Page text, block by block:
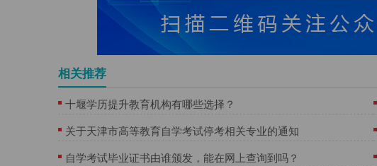
相关推荐
十堰学历提升教育机构有哪些选择？
关于天津市高等教育自学考试停考相关专业的通知
自学考试毕业证书由谁颁发，能在网上查询到吗？